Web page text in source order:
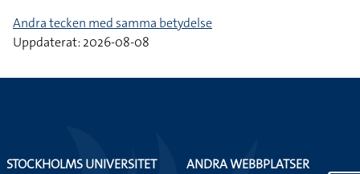
Andra tecken med samma betydelse
Uppdaterat: 2026-08-08
STOCKHOLMS UNIVERSITET
ANDRA WEBBPLATSER